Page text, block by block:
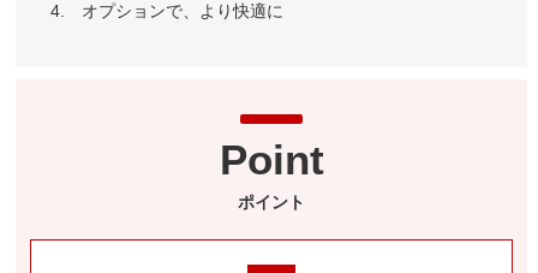
オプションで、より快適に
Point
ポイント